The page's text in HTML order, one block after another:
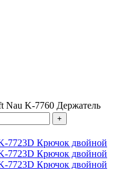
Nau K-7760 Держатель